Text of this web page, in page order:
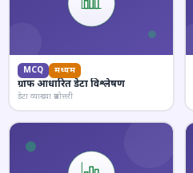
MCQ मध्यम
ग्राफ आधारित डेटा विश्लेषण
डेटा व्याख्या प्रश्नोत्तरी